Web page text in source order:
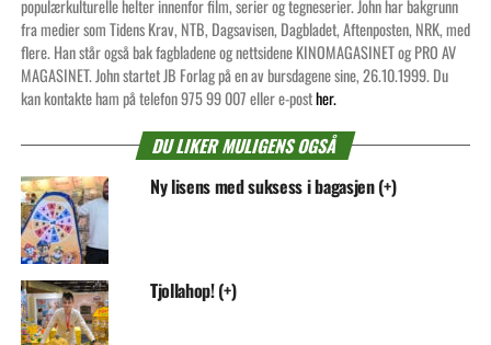
populærkulturelle helter innenfor film, serier og tegneserier. John har bakgrunn
fra medier som Tidens Krav, NTB, Dagsavisen, Dagbladet, Aftenposten, NRK, med
flere. Han står også bak fagbladene og nettsidene KINOMAGASINET og PRO AV
MAGASINET. John startet JB Forlag på en av bursdagene sine, 26.10.1999. Du
kan kontakte ham på telefon 975 99 007 eller e-posther.
DU LIKER MULIGENS OGSÅ
Ny lisens med suksess i bagasjen (+)
Tjollahop! (+)